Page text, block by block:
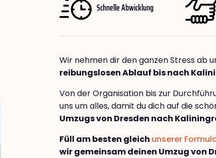
Schnelle Abwicklung
Wir nehmen dir den ganzen Stress ab
reibungslosen Ablauf bis nach
Von der Organisation bis zur
uns um alles, damit du dich auf die
Umzugs von Dresden nach
Füll am besten gleich unserer
wir gemeinsam deinen Umzug von